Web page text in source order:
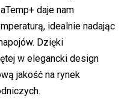
daje nam
idealnie nadając
Dzięki
w elegancki design
jakość na rynek